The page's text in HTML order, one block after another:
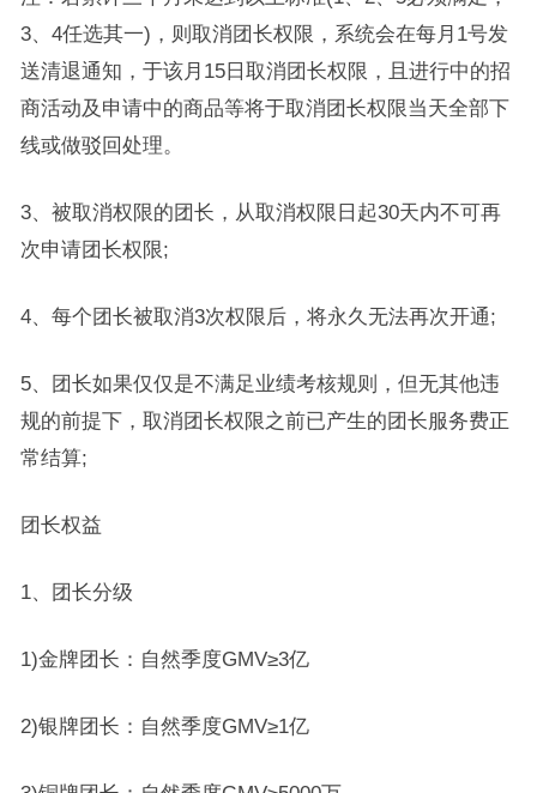
3、4任选其一)，则取消团长权限，系统会在每月1号发
送清退通知，于该月15日取消团长权限，且进行中的招
商活动及申请中的商品等将于取消团长权限当天全部下
线或做驳回处理。
3、被取消权限的团长，从取消权限日起30天内不可再
次申请团长权限;
4、每个团长被取消3次权限后，将永久无法再次开通;
5、团长如果仅仅是不满足业绩考核规则，但无其他违
规的前提下，取消团长权限之前已产生的团长服务费正
常结算;
团长权益
1、团长分级
1)金牌团长：自然季度GMV≥3亿
2)银牌团长：自然季度GMV≥1亿